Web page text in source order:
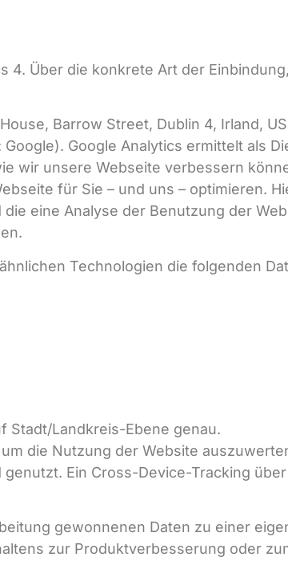
4. Über die konkrete Art der
Barrow Street, Dublin 4, Irland,
Google Analytics ermittelt als
wir unsere Webseite verbessern
für Sie – und uns – optimieren.
eine Analyse der Benutzung der
Technologien die folgenden
Stadt/Landkreis-Ebene genau.
die Nutzung der Website
Ein Cross-Device-Tracking
gewonnenen Daten zu einer
zur Produktverbesserung oder